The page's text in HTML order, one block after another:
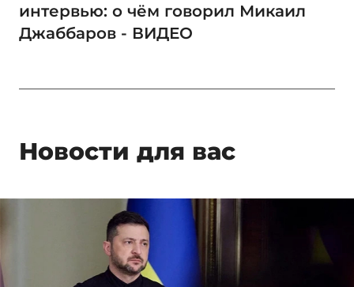
интервью: о чём говорил Микаил
Джаббаров - ВИДЕО
Новости для вас